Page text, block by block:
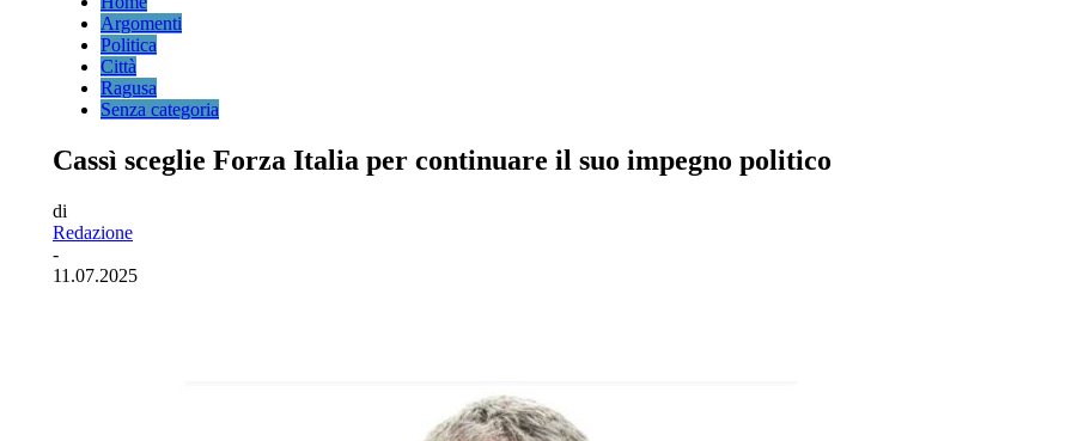
Argomenti
Politica
Città
Ragusa
Senza categoria
Cassì sceglie Forza Italia per continuare il suo impegno politico
di
Redazione
-
11.07.2025